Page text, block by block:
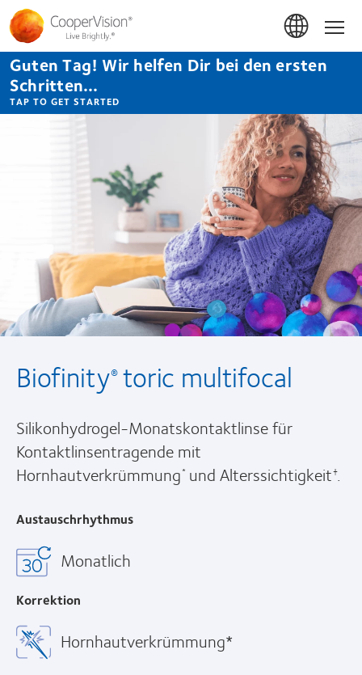
Direkt
zum
Inhalt
Guten Tag! Wir helfen Dir bei den ersten
Schritten...
TAP TO GET STARTED
Biofinity®toric multifocal
Silikonhydrogel-Monatskontaktlinse für
Kontaktlinsentragende mit
Hornhautverkrümmung* und Alterssichtigkeit†.
Austauschrhythmus
Monatlich
Korrektion
Hornhautverkrümmung*